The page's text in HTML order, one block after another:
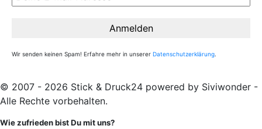
Wir senden keinen Spam! Erfahre mehr in unserer Datenschutzerklärung.
© 2007 - 2026 Stick & Druck24 powered by Siviwonder -
Alle Rechte vorbehalten.
Wie zufrieden bist Du mit uns?